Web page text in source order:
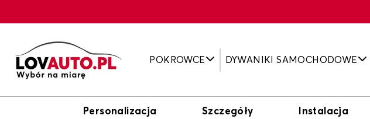
POKROWCE DYWANIKI SAMOCHODOWE
Personalizacja Szczegóły Instalacja